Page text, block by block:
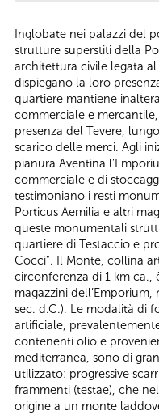
Inglobate nei palazzi del
strutture superstiti della
architettura civile legata
dispiegano la loro
quartiere mantiene
commerciale e
presenza del Tevere,
scarico delle merci. Agli
pianura Aventina
commerciale e di
testimoniano i resti
Porticus Aemilia e altri
queste monumentali
quartiere di Testaccio e
Cocci”. Il Monte, collina
circonferenza di 1 km ca.,
magazzini
sec. d.C.). Le modalità di
artificiale,
contenenti olio e
mediterranea, sono di
utilizzato: progressive
frammenti (testae), che
origine a un monte